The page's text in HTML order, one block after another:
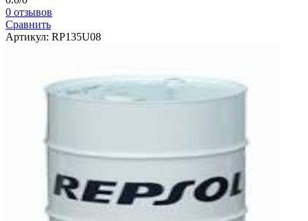
0 отзывов
Сравнить
Артикул: RP135U08